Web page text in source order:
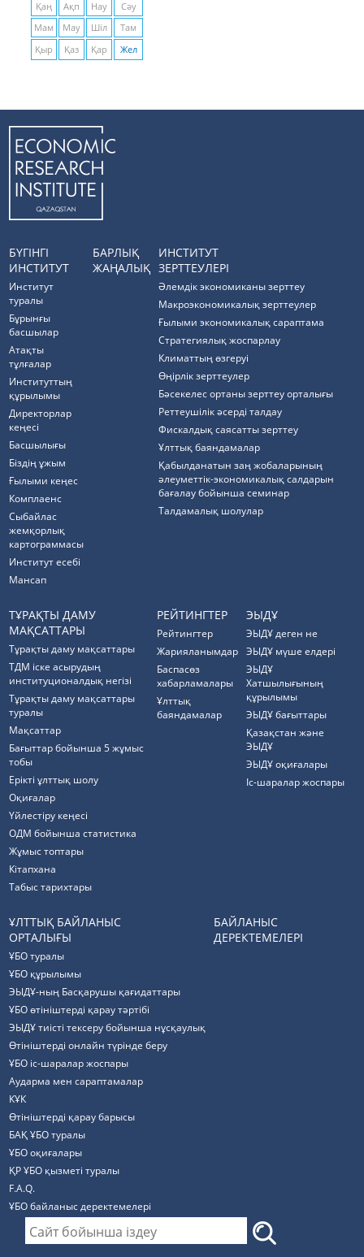
Қаң Ақп Нау
Сәу
Мам
Мау Шіл
Там
Қыр
Қаз Қар Жел
БҮГІНГІ
ИНСТИТУТ
Институт
туралы
Бұрынғы
басшылар
Атақты
тұлғалар
Институттың
құрылымы
Директорлар
кеңесі
Басшылығы
Біздің ұжым
Ғылыми кеңес
Комплаенс
Cыбайлас
жемқорлық
картограммасы
Институт есебі
Мансап
БАРЛЫҚ
ЖАҢАЛЫҚ
ИНСТИТУТ
ЗЕРТТЕУЛЕРІ
Әлемдік экономиканы зерттеу
Макроэкономикалық зерттеулер
Ғылыми экономикалық сараптама
Стратегиялық жоспарлау
Климаттың өзгеруі
Өңірлік зерттеулер
Бәсекелес ортаны зерттеу орталығы
Реттеушілік әсерді талдау
Фискалдық саясатты зерттеу
Ұлттық баяндамалар
Қабылданатын заң жобаларының
әлеуметтік-экономикалық салдарын
бағалау бойынша семинар
Талдамалық шолулар
ТҰРАҚТЫ ДАМУ
МАҚСАТТАРЫ
Тұрақты даму мақсаттары
ТДМ іске асырудың
институционалдық негізі
Тұрақты даму мақсаттары
туралы
Мақсаттар
Бағыттар бойынша 5 жұмыс
тобы
Ерікті ұлттық шолу
Оқиғалар
Үйлестіру кеңесі
ОДМ бойынша статистика
Жұмыс топтары
Кітапхана
Табыс тарихтары
РЕЙТИНГТЕР
Рейтингтер
Жарияланымдар
Баспасөз
хабарламалары
Ұлттық
баяндамалар
ЭЫДҰ
ЭЫДҰ деген не
ЭЫДҰ мүше елдері
ЭЫДҰ
Хатшылығының
құрылымы
ЭЫДҰ бағыттары
Қазақстан және
ЭЫДҰ
ЭЫДҰ оқиғалары
Іс-шаралар жоспары
ҰЛТТЫҚ БАЙЛАНЫС
ОРТАЛЫҒЫ
ҰБО туралы
ҰБО құрылымы
ЭЫДҰ-ның Басқарушы қағидаттары
ҰБО өтініштерді қарау тәртібі
ЭЫДҰ тиісті тексеру бойынша нұсқаулық
Өтініштерді онлайн түрінде беру
ҰБО іс-шаралар жоспары
Аударма мен сараптамалар
КҰК
Өтініштерді қарау барысы
БАҚ ҰБО туралы
ҰБО оқиғалары
ҚР ҰБО қызметі туралы
F.A.Q.
ҰБО байланыс деректемелерi
БАЙЛАНЫС
ДЕРЕКТЕМЕЛЕРІ